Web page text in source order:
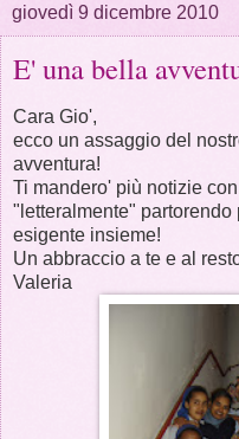
giovedì 9 dicembre 2010
E' una bella
Cara Gio',
ecco un assaggio del
avventura!
Ti mandero' più notizie
"letteralmente" partorendo
esigente insieme!
Un abbraccio a te e al
Valeria